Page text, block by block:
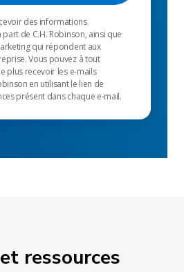
des informations
de C.H. Robinson, ainsi que
qui répondent aux
Vous pouvez à tout
plus recevoir les e-mails
en utilisant le lien de
présent dans chaque e-mail.
ressources